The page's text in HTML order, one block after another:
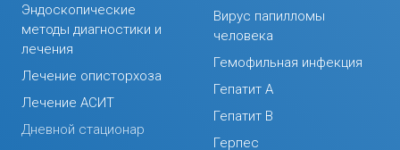
Эндоскопические
методы диагностики и
лечения
Лечение описторхоза
Лечение АСИТ
Дневной стационар
Вирус папилломы
человека
Гемофильная инфекция
Гепатит А
Гепатит В
Герпес